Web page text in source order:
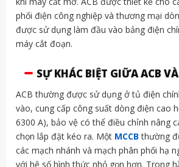
phối điện công nghiệp và thương mại
được sử dụng làm đầu vào bảng điện
máy cắt đoạn.
SỰ KHÁC BIỆT GIỮA ACB
ACB thường được sử dụng ở tủ điện
vào, cung cấp công suất dòng điện cao
6300 A), bảo vệ có thể điều chỉnh nâng
chọn lắp đặt kéo ra. Một MCCB thường
các mạch nhánh và mạch phân phối hạ
với hệ số hình thức nhỏ gọn hơn. Trong